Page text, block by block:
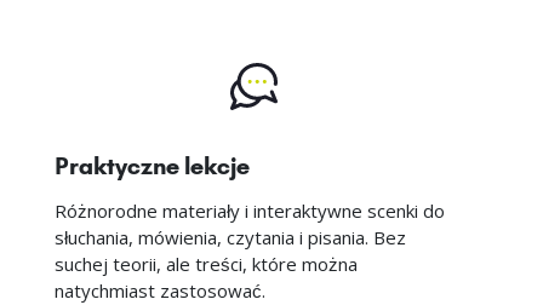
Praktyczne lekcje
Różnorodne materiały i interaktywne scenki do
słuchania, mówienia, czytania i pisania. Bez
suchej teorii, ale treści, które można
natychmiast zastosować.